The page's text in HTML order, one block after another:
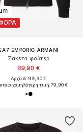
EMPORIO ARMANI
Ζακέτα φούτερ
89,90 €
Αρχικά: 99,90 €
χαμηλότερη τιμή:79,90 €